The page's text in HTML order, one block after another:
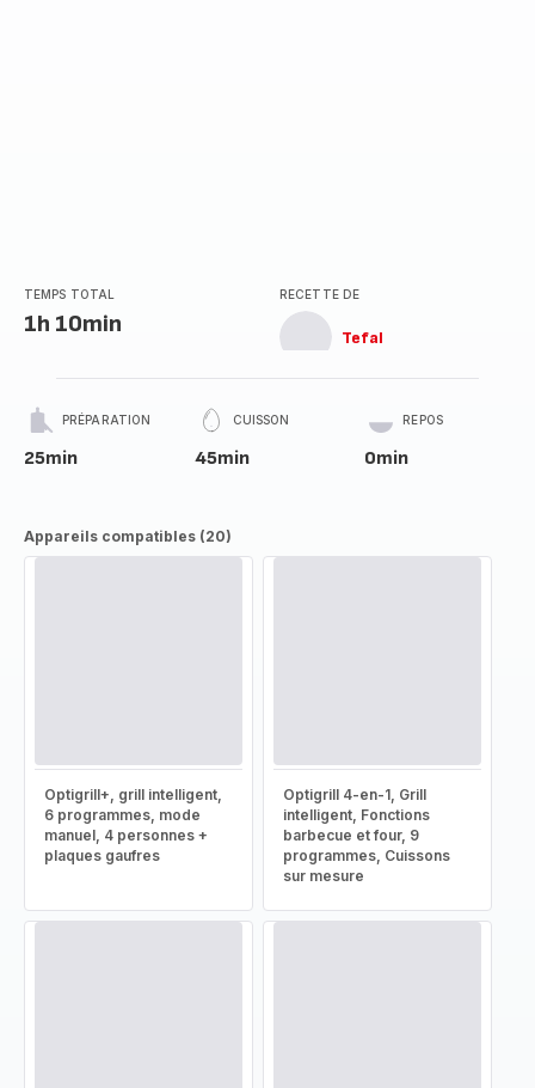
TEMPS TOTAL
1h 10min
RECETTE DE
Tefal
PRÉPARATION
25min
CUISSON
45min
REPOS
0min
Appareils compatibles (20)
Optigrill+, grill intelligent,
6 programmes, mode
manuel, 4 personnes +
plaques gaufres
Optigrill 4-en-1, Grill
intelligent, Fonctions
barbecue et four, 9
programmes, Cuissons
sur mesure